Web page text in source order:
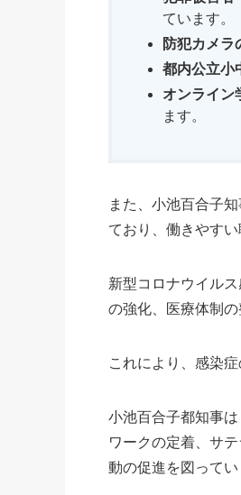
ています。
防犯カメラ
都内公立小
オンライン
ます。
また、小池百合子
ており、働きやす
新型コロナウイル
の強化、医療体制の
これにより、感染
小池百合子都知事
ワークの定着、サ
動の促進を図ってい